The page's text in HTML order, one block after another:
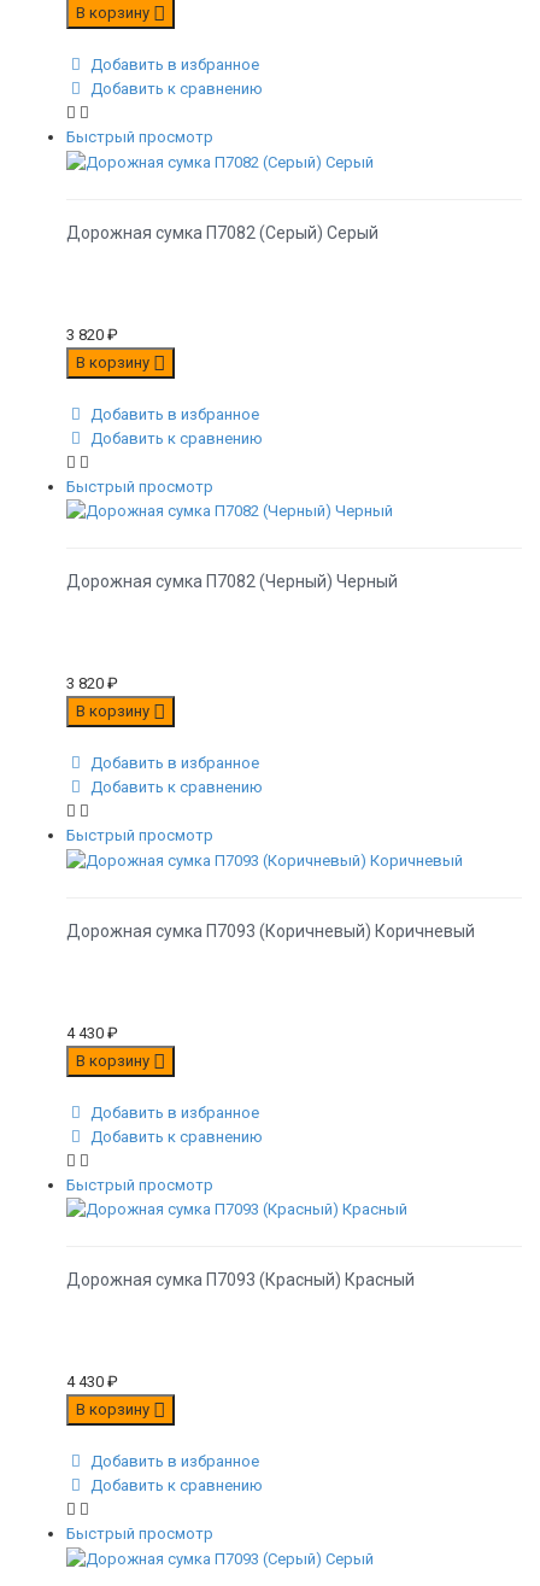
В корзину
Добавить в избранное
Добавить к сравнению
Быстрый просмотр
Дорожная сумка П7082 (Серый) Серый
3 820 ₽
В корзину
Добавить в избранное
Добавить к сравнению
Быстрый просмотр
Дорожная сумка П7082 (Черный) Черный
3 820 ₽
В корзину
Добавить в избранное
Добавить к сравнению
Быстрый просмотр
Дорожная сумка П7093 (Коричневый) Коричневый
4 430 ₽
В корзину
Добавить в избранное
Добавить к сравнению
Быстрый просмотр
Дорожная сумка П7093 (Красный) Красный
4 430 ₽
В корзину
Добавить в избранное
Добавить к сравнению
Быстрый просмотр